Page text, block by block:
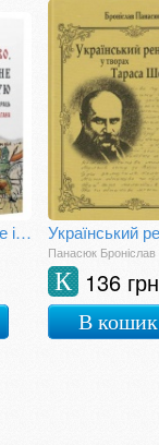
Слово, вигострене ідейністю. Збірник наукових праць на пошану Олега Багана
Панасюк Броніслав
136 грн
К
В кошик